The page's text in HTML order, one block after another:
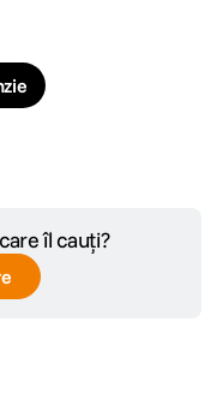
2.8Diafragma
îl cauți?